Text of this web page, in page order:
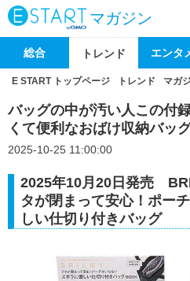
マガジン
総合 トレンド エンタ
E START トップページ トレンド マガ
バッグの中が汚い人この付
くて便利なおばけ収納バッ
2025-10-25 11:00:00
2025年10月20日発売
タが閉まって安心！ポー
しい仕切り付きバッグ